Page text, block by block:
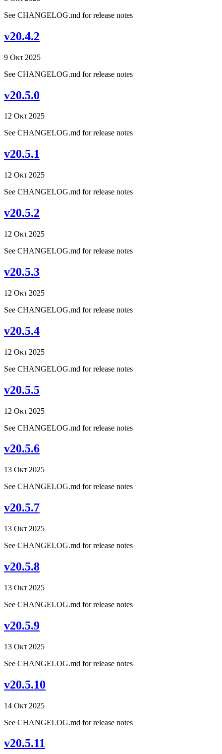
See CHANGELOG.md for release notes
v20.4.2
9 Οκτ 2025
See CHANGELOG.md for release notes
v20.5.0
12 Οκτ 2025
See CHANGELOG.md for release notes
v20.5.1
12 Οκτ 2025
See CHANGELOG.md for release notes
v20.5.2
12 Οκτ 2025
See CHANGELOG.md for release notes
v20.5.3
12 Οκτ 2025
See CHANGELOG.md for release notes
v20.5.4
12 Οκτ 2025
See CHANGELOG.md for release notes
v20.5.5
12 Οκτ 2025
See CHANGELOG.md for release notes
v20.5.6
13 Οκτ 2025
See CHANGELOG.md for release notes
v20.5.7
13 Οκτ 2025
See CHANGELOG.md for release notes
v20.5.8
13 Οκτ 2025
See CHANGELOG.md for release notes
v20.5.9
13 Οκτ 2025
See CHANGELOG.md for release notes
v20.5.10
14 Οκτ 2025
See CHANGELOG.md for release notes
v20.5.11